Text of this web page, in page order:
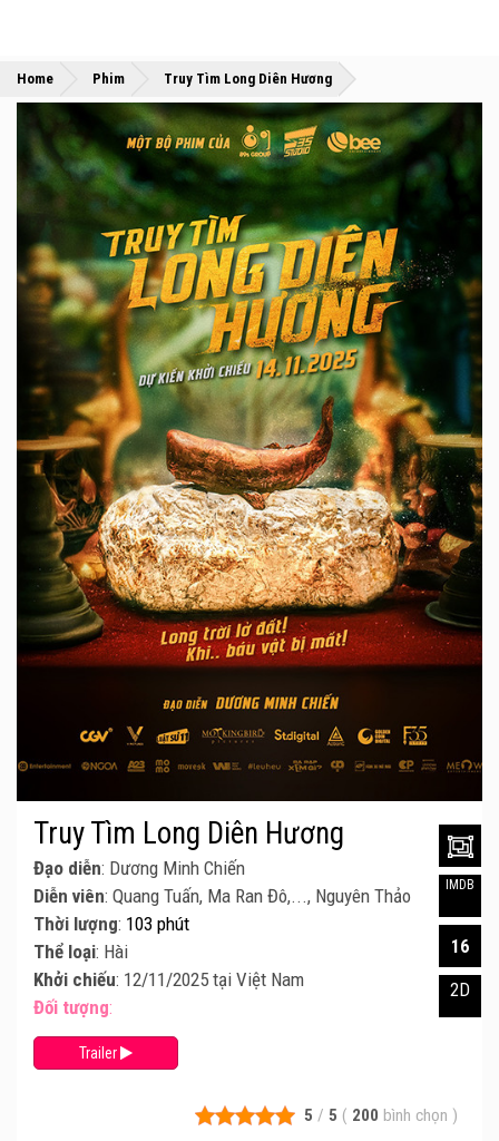
Home »
Phim »
Truy Tìm Long Diên Hương
5 / 5 ( 200 bình chọn )
Truy Tìm Long Diên Hương
Đạo diễn: Dương Minh Chiến
Diễn viên: Quang Tuấn, Ma Ran Đô,..., Nguyên Thảo
Thời lượng: 103 phút
Thể loại: Hài
Khởi chiếu: 12/11/2025 tại Việt Nam
Đối tượng:
Trailer
IMDB
16
2D